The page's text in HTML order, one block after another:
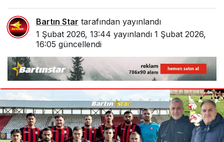
Bartın Star tarafından yayınlandı
1 Şubat 2026, 13:44 yayınlandı 1 Şubat 2026,
16:05 güncellendi